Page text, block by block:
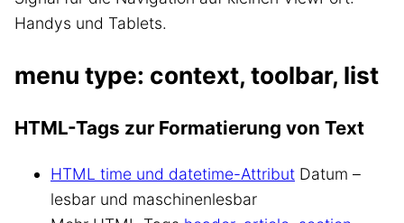
Handys und Tablets.
menu type: context, toolbar, list
HTML-Tags zur Formatierung von Text
HTML time und datetime-Attribut Datum –
lesbar und maschinenlesbar